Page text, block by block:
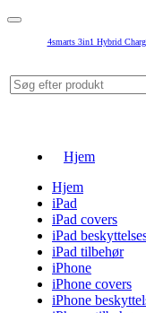
4smarts 3in1 Hybrid
Hjem
Hjem
iPad
iPad covers
iPad
iPad tilbehør
iPhone
iPhone covers
iPhone